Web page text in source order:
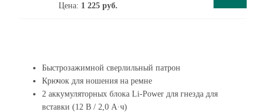
Цена: 1 225 руб.
Быстрозажимной сверлильный патрон
Крючок для ношения на ремне
2 аккумуляторных блока Li-Power для гнезда для
вставки (12 В / 2,0 А·ч)